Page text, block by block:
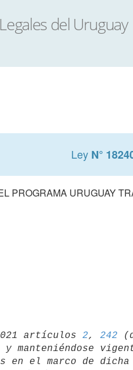
Ley N°
PROGRAMA URUGUAY
artículos 2, 242
manteniéndose